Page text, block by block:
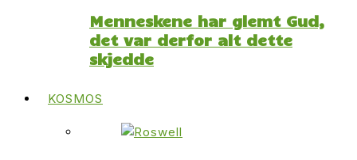
Menneskene har glemt Gud,
det var derfor alt dette
skjedde
KOSMOS